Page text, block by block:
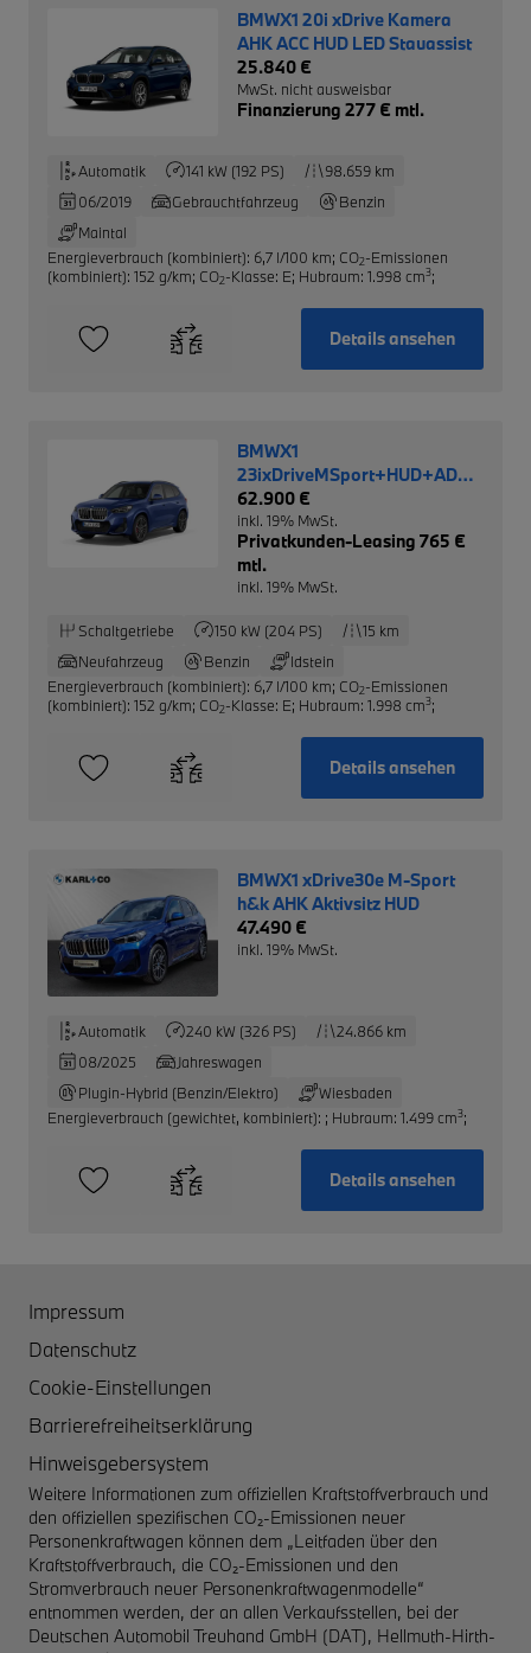
BMWX1 20i xDrive Kamera
AHK ACC HUD LED Stauassist
25.840 €
MwSt. nicht ausweisbar
Finanzierung 277 € mtl.
Automatik 141 kW (192 PS)
98.659 km
06/2019
Gebrauchtfahrzeug
Benzin
Maintal
Energieverbrauch (kombiniert): 6,7 l/100 km; CO2-Emissionen
(kombiniert): 152 g/km; CO2-Klasse: E; Hubraum: 1.998 cm3;
Details ansehen
BMWX1
Cockpit
62.900 €
inkl. 19% MwSt.
Privatkunden-Leasing 765 €
mtl.
inkl. 19% MwSt.
Schaltgetriebe 150 kW (204 PS)
15 km
Neufahrzeug
Benzin
Idstein
Energieverbrauch (kombiniert): 6,7 l/100 km; CO2-Emissionen
(kombiniert): 152 g/km; CO2-Klasse: E; Hubraum: 1.998 cm3;
Details ansehen
BMWX1 xDrive30e M-Sport
h&k AHK Aktivsitz HUD
47.490 €
inkl. 19% MwSt.
Automatik 240 kW (326 PS)
24.866 km
08/2025
Jahreswagen
Plugin-Hybrid (Benzin/Elektro)
Wiesbaden
Energieverbrauch (gewichtet, kombiniert): ; Hubraum: 1.499 cm3;
Details ansehen
Impressum
Datenschutz
Cookie-Einstellungen
Barrierefreiheitserklärung
Hinweisgebersystem
Weitere Informationen zum offiziellen Kraftstoffverbrauch und
den offiziellen spezifischen CO₂-Emissionen neuer
Personenkraftwagen können dem „Leitfaden über den
Kraftstoffverbrauch, die CO₂-Emissionen und den
Stromverbrauch neuer Personenkraftwagenmodelle“
entnommen werden, der an allen Verkaufsstellen, bei der
Deutschen Automobil Treuhand GmbH (DAT), Hellmuth-Hirth-